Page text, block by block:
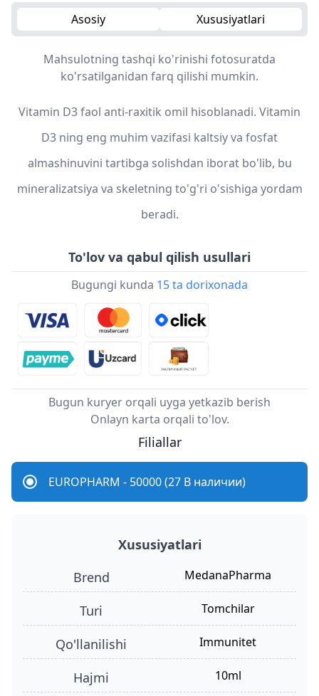
Asosiy Xususiyatlari
Mahsulotning tashqi ko'rinishi fotosuratda
ko'rsatilganidan farq qilishi mumkin.
Vitamin D3 faol anti-raxitik omil hisoblanadi. Vitamin
D3 ning eng muhim vazifasi kaltsiy va fosfat
almashinuvini tartibga solishdan iborat bo'lib, bu
mineralizatsiya va skeletning to'g'ri o'sishiga yordam
beradi.
To'lov va qabul qilish usullari
Bugungi kunda 15 ta dorixonada
Bugun kuryer orqali uyga yetkazib berish
Onlayn karta orqali to'lov.
Filiallar
EUROPHARM - 50000 (27 В наличии)
Xususiyatlari
Brend
MedanaPharma
turi tomchilar
qo'llanilishi immunitet
hajmi 10ml